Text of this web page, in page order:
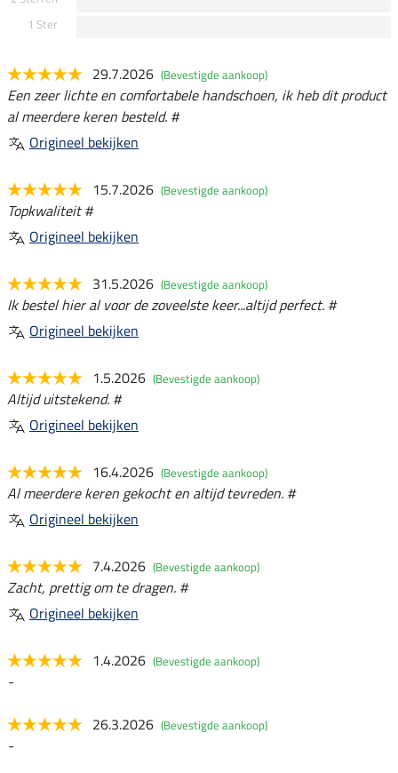
1 Ster
29.7.2026 (Bevestigde aankoop)
Een zeer lichte en comfortabele handschoen, ik heb dit product
al meerdere keren besteld. #
Origineel bekijken
15.7.2026 (Bevestigde aankoop)
Topkwaliteit #
Origineel bekijken
31.5.2026 (Bevestigde aankoop)
Ik bestel hier al voor de zoveelste keer...altijd perfect. #
Origineel bekijken
1.5.2026 (Bevestigde aankoop)
Altijd uitstekend. #
Origineel bekijken
16.4.2026 (Bevestigde aankoop)
Al meerdere keren gekocht en altijd tevreden. #
Origineel bekijken
7.4.2026 (Bevestigde aankoop)
Zacht, prettig om te dragen. #
Origineel bekijken
1.4.2026 (Bevestigde aankoop)
-
26.3.2026 (Bevestigde aankoop)
-